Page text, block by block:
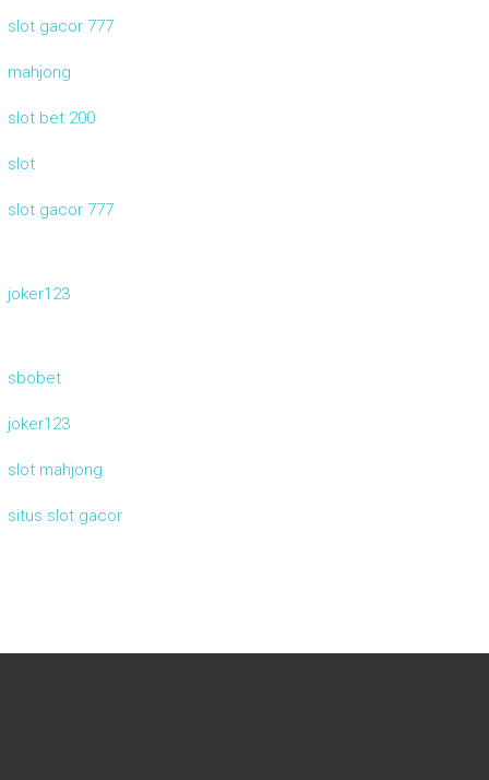
slot gacor 777
mahjong
slot bet 200
slot
slot gacor 777
joker123
sbobet
joker123
slot mahjong
situs slot gacor